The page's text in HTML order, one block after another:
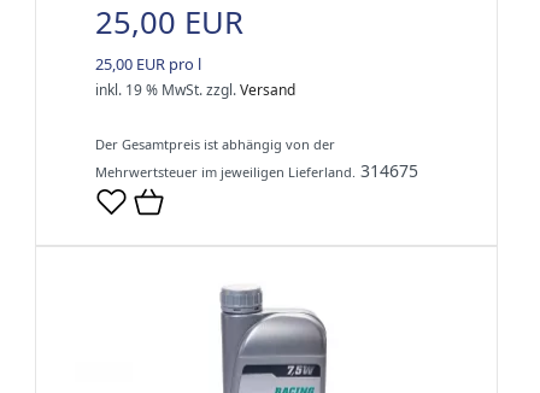
25,00 EUR
25,00 EUR pro l
inkl. 19 % MwSt.zzgl.Versand
Der Gesamtpreis ist abhängig von der
Mehrwertsteuer im jeweiligen Lieferland. 314675